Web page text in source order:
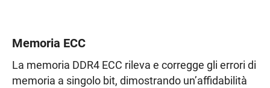
Memoria ECC
La memoria DDR4 ECC rileva e corregge gli errori di
memoria a singolo bit, dimostrando un’affidabilità